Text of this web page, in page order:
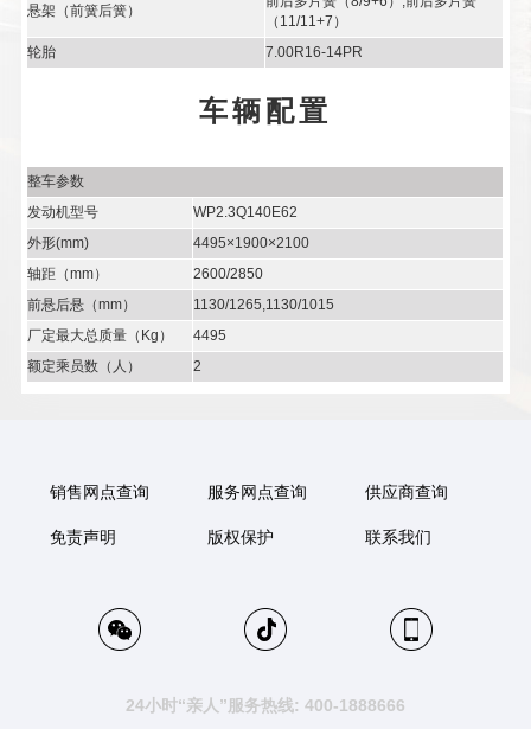
悬架（前簧后簧）
（11/11+7）
轮胎
7.00R16-14PR
车辆配置
整车参数
发动机型号
WP2.3Q140E62
外形(mm)
4495×1900×2100
轴距（mm）
2600/2850
前悬后悬（mm）
1130/1265,1130/1015
厂定最大总质量（Kg）
4495
额定乘员数（人）
2
销售网点查询 服务网点查询 供应商查询
免责声明 版权保护 联系我们
24小时“亲人”服务热线: 400-1888666